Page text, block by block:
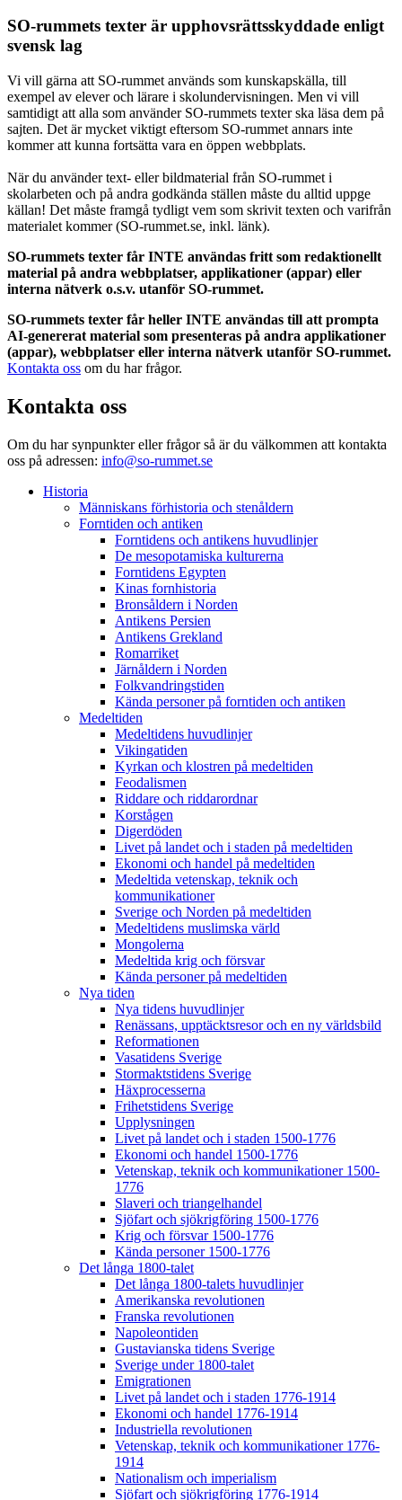
SO-rummets texter är upphovsrättsskyddade enligt
svensk lag
Vi vill gärna att SO-rummet används som kunskapskälla, till
exempel av elever och lärare i skolundervisningen. Men vi vill
samtidigt att alla som använder SO-rummets texter ska läsa dem på
sajten. Det är mycket viktigt eftersom SO-rummet annars inte
kommer att kunna fortsätta vara en öppen webbplats.
När du använder text- eller bildmaterial från SO-rummet i
skolarbeten och på andra godkända ställen måste du alltid uppge
källan! Det måste framgå tydligt vem som skrivit texten och varifrån
materialet kommer (SO-rummet.se, inkl. länk).
SO-rummets texter får INTE användas fritt som redaktionellt
material på andra webbplatser, applikationer (appar) eller
interna nätverk o.s.v. utanför SO-rummet.
SO-rummets texter får heller INTE användas till att prompta
AI-genererat material som presenteras på andra applikationer
(appar), webbplatser eller interna nätverk utanför SO-rummet.
Kontakta oss om du har frågor.
Kontakta oss
Om du har synpunkter eller frågor så är du välkommen att kontakta
oss på adressen: info@so-rummet.se
Historia
Människans förhistoria och stenåldern
Forntiden och antiken
Forntidens och antikens huvudlinjer
De mesopotamiska kulturerna
Forntidens Egypten
Kinas fornhistoria
Bronsåldern i Norden
Antikens Persien
Antikens Grekland
Romarriket
Järnåldern i Norden
Folkvandringstiden
Kända personer på forntiden och antiken
Medeltiden
Medeltidens huvudlinjer
Vikingatiden
Kyrkan och klostren på medeltiden
Feodalismen
Riddare och riddarordnar
Korstågen
Digerdöden
Livet på landet och i staden på medeltiden
Ekonomi och handel på medeltiden
Medeltida vetenskap, teknik och
kommunikationer
Sverige och Norden på medeltiden
Medeltidens muslimska värld
Mongolerna
Medeltida krig och försvar
Kända personer på medeltiden
Nya tiden
Nya tidens huvudlinjer
Renässans, upptäcktsresor och en ny världsbild
Reformationen
Vasatidens Sverige
Stormaktstidens Sverige
Häxprocesserna
Frihetstidens Sverige
Upplysningen
Livet på landet och i staden 1500-1776
Ekonomi och handel 1500-1776
Vetenskap, teknik och kommunikationer 1500-
1776
Slaveri och triangelhandel
Sjöfart och sjökrigföring 1500-1776
Krig och försvar 1500-1776
Kända personer 1500-1776
Det långa 1800-talet
Det långa 1800-talets huvudlinjer
Amerikanska revolutionen
Franska revolutionen
Napoleontiden
Gustavianska tidens Sverige
Sverige under 1800-talet
Emigrationen
Livet på landet och i staden 1776-1914
Ekonomi och handel 1776-1914
Industriella revolutionen
Vetenskap, teknik och kommunikationer 1776-
1914
Nationalism och imperialism
Sjöfart och sjökrigföring 1776-1914